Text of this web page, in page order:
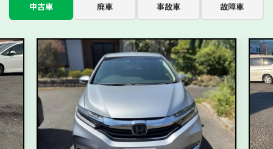
中古車 廃車 事故車 故障車